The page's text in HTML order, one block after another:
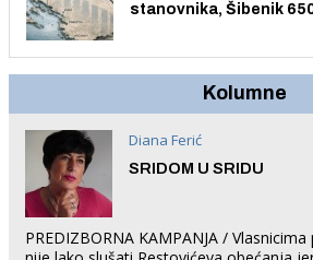
stanovnika, Šibenik
Kolumne
Diana Ferić
SRIDOM U SRIDU
PREDIZBORNA KAMPANJA /